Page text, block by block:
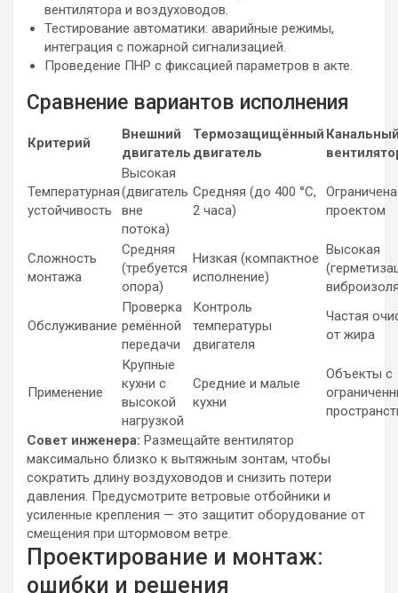
вентилятора и воздуховодов.
Тестирование автоматики: аварийные режимы,
интеграция с пожарной сигнализацией.
Проведение ПНР с фиксацией параметров в акте.
Сравнение вариантов исполнения
Критерий
Внешний
двигатель
Термозащищённый
двигатель
Температурная
устойчивость
Высокая
(двигатель
вне
потока)
Средняя (до 400 °C,
2 часа)
Ограничена
проектом
Сложность
монтажа
Средняя
(требуется
опора)
Низкая (компактное
исполнение)
Высокая
Обслуживание
Проверка
ремённой
передачи
Контроль
температуры
двигателя
Частая
от жира
Применение
Крупные
кухни с
высокой
нагрузкой
Средние и малые
кухни
Объекты с
Совет инженера: Размещайте вентилятор
максимально близко к вытяжным зонтам, чтобы
сократить длину воздуховодов и снизить потери
давления. Предусмотрите ветровые отбойники и
усиленные крепления — это защитит оборудование от
смещения при штормовом ветре.
Проектирование и монтаж:
ошибки и решения